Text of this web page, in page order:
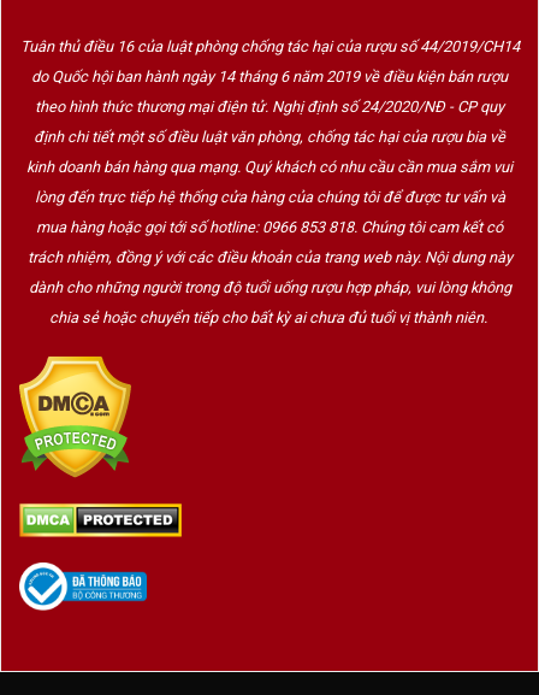
Tuân thủ điều 16 của luật phòng chống tác hại của rượu số 44/2019/CH14
do Quốc hội ban hành ngày 14 tháng 6 năm 2019 về điều kiện bán rượu
theo hình thức thương mại điện tử. Nghị định số 24/2020/NĐ - CP quy
định chi tiết một số điều luật văn phòng, chống tác hại của rượu bia về
kinh doanh bán hàng qua mạng. Quý khách có nhu cầu cần mua sắm vui
lòng đến trực tiếp hệ thống cửa hàng của chúng tôi để được tư vấn và
mua hàng hoặc gọi tới số hotline: 0966 853 818. Chúng tôi cam kết có
trách nhiệm, đồng ý với các điều khoản của trang web này. Nội dung này
dành cho những người trong độ tuổi uống rượu hợp pháp, vui lòng không
chia sẻ hoặc chuyển tiếp cho bất kỳ ai chưa đủ tuổi vị thành niên.